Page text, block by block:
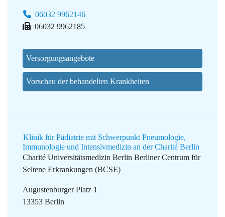
06032 9962146
06032 9962185
Versorgungsangebote
Vorschau der behandelten Krankheiten
Klinik für Pädiatrie mit Schwerpunkt Pneumologie,
Immunologie und Intensivmedizin an der Charité Berlin
Charité Universitätsmedizin Berlin Berliner Centrum für
Seltene Erkrankungen (BCSE)
Augustenburger Platz 1
13353 Berlin